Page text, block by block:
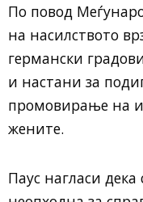
По повод
на насилството
германски
и настани за
промовирање на
жените.
Паус нагласи